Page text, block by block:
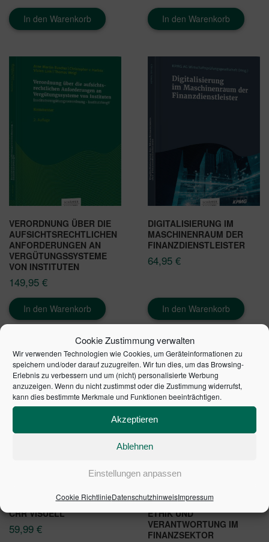
Cookie Zustimmung verwalten
Wir verwenden Technologien wie Cookies, um Geräteinformationen zu
speichern und/oder darauf zuzugreifen. Wir tun dies, um das Browsing-
Erlebnis zu verbessern und um (nicht) personalisierte Werbung
anzuzeigen. Wenn du nicht zustimmst oder die Zustimmung widerrufst,
kann dies bestimmte Merkmale und Funktionen beeinträchtigen.
Akzeptieren
Ablehnen
Einstellungen anpassen
Cookie RichtlinieDatenschutzhinweisImpressum
In den Warenkorb In den Warenkorb
VERORDNUNG ÜBER DIE
AUFSICHTSRECHTLICHEN
ANFORDERUNGEN AN
VERGÜTUNGSSYSTEME
VON INSTITUTEN
149,95 €
In den Warenkorb
DIGITALISIERUNG IM
MASCHINENRAUM DER
FINANZDIENSTLEISTER
64,95 €
In den Warenkorb
CRR VISUELL
59,99 €
ETHIK UND
VERANTWORTUNG IM
FINANZSEKTOR